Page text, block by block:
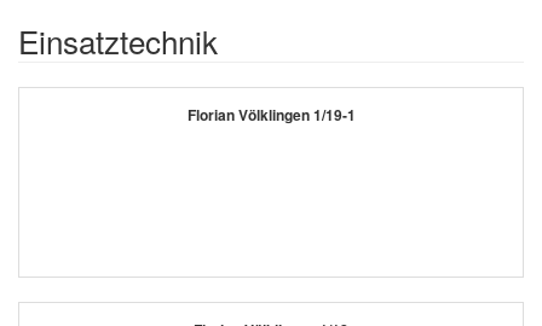
Einsatztechnik
Florian Völklingen 1/19-1